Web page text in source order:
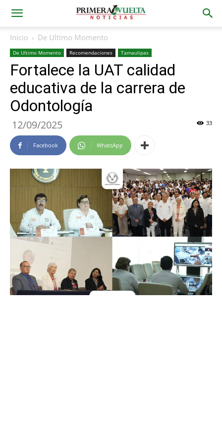
Inicio De Ultimo Momento
De Ultimo Momento Recomendaciones Tamaulipas
Fortalece la UAT calidad
educativa de la carrera de
Odontología
12/09/2025 33
Facebook WhatsApp